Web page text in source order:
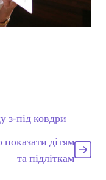
з-під ковдри
показати дітям
та підліткам